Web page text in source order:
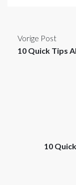
Vorige Post
10 Quick Tips
10